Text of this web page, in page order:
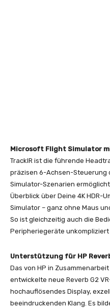
Microsoft Flight Simulator
TrackIR ist die führende
präzisen 6-Achsen-Steuerung
Simulator-Szenarien
Überblick über Deine 4K HDR-
Simulator – ganz ohne Maus
So ist gleichzeitig auch die
Peripheriegeräte unkompliziert
Unterstützung für HP
Das von HP in
entwickelte neue Reverb G2
hochauflösendes Display,
beeindruckenden Klang. Es